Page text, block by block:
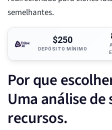
semelhantes.
$250
DEPÓSITO MÍNIMO
Por que
Uma análise
recursos.